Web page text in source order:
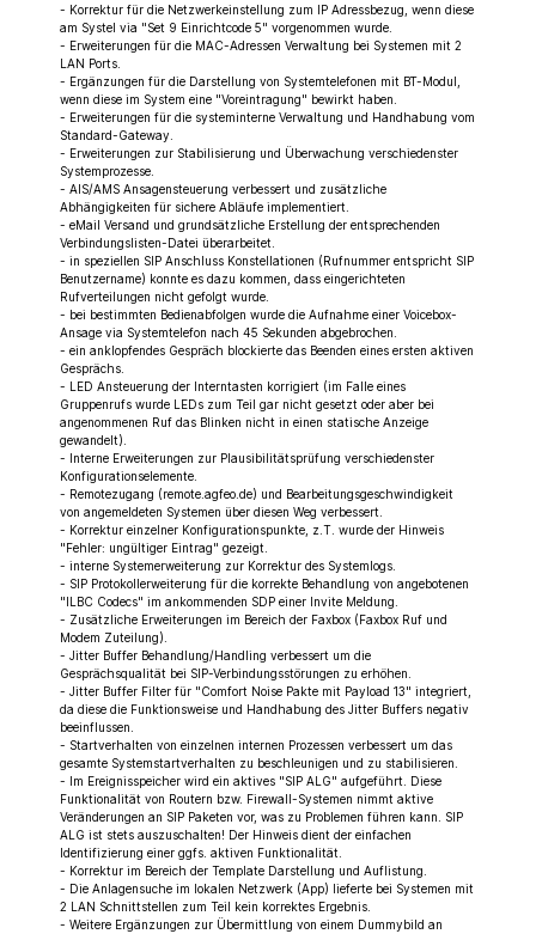
- Korrektur für die Netzwerkeinstellung zum IP Adressbezug, wenn diese
am Systel via "Set 9 Einrichtcode 5" vorgenommen wurde.
- Erweiterungen für die MAC-Adressen Verwaltung bei Systemen mit 2
LAN Ports.
- Ergänzungen für die Darstellung von Systemtelefonen mit BT-Modul,
wenn diese im System eine "Voreintragung" bewirkt haben.
- Erweiterungen für die systeminterne Verwaltung und Handhabung vom
Standard-Gateway.
- Erweiterungen zur Stabilisierung und Überwachung verschiedenster
Systemprozesse.
- AIS/AMS Ansagensteuerung verbessert und zusätzliche
Abhängigkeiten für sichere Abläufe implementiert.
- eMail Versand und grundsätzliche Erstellung der entsprechenden
Verbindungslisten-Datei überarbeitet.
- in speziellen SIP Anschluss Konstellationen (Rufnummer entspricht SIP
Benutzername) konnte es dazu kommen, dass eingerichteten
Rufverteilungen nicht gefolgt wurde.
- bei bestimmten Bedienabfolgen wurde die Aufnahme einer Voicebox-
Ansage via Systemtelefon nach 45 Sekunden abgebrochen.
- ein anklopfendes Gespräch blockierte das Beenden eines ersten aktiven
Gesprächs.
- LED Ansteuerung der Interntasten korrigiert (im Falle eines
Gruppenrufs wurde LEDs zum Teil gar nicht gesetzt oder aber bei
angenommenen Ruf das Blinken nicht in einen statische Anzeige
gewandelt).
- Interne Erweiterungen zur Plausibilitätsprüfung verschiedenster
Konfigurationselemente.
- Remotezugang (remote.agfeo.de) und Bearbeitungsgeschwindigkeit
von angemeldeten Systemen über diesen Weg verbessert.
- Korrektur einzelner Konfigurationspunkte, z.T. wurde der Hinweis
"Fehler: ungültiger Eintrag" gezeigt.
- interne Systemerweiterung zur Korrektur des Systemlogs.
- SIP Protokollerweiterung für die korrekte Behandlung von angebotenen
"ILBC Codecs" im ankommenden SDP einer Invite Meldung.
- Zusätzliche Erweiterungen im Bereich der Faxbox (Faxbox Ruf und
Modem Zuteilung).
- Jitter Buffer Behandlung/Handling verbessert um die
Gesprächsqualität bei SIP-Verbindungsstörungen zu erhöhen.
- Jitter Buffer Filter für "Comfort Noise Pakte mit Payload 13" integriert,
da diese die Funktionsweise und Handhabung des Jitter Buffers negativ
beeinflussen.
- Startverhalten von einzelnen internen Prozessen verbessert um das
gesamte Systemstartverhalten zu beschleunigen und zu stabilisieren.
- Im Ereignisspeicher wird ein aktives "SIP ALG" aufgeführt. Diese
Funktionalität von Routern bzw. Firewall-Systemen nimmt aktive
Veränderungen an SIP Paketen vor, was zu Problemen führen kann. SIP
ALG ist stets auszuschalten! Der Hinweis dient der einfachen
Identifizierung einer ggfs. aktiven Funktionalität.
- Korrektur im Bereich der Template Darstellung und Auflistung.
- Die Anlagensuche im lokalen Netzwerk (App) lieferte bei Systemen mit
2 LAN Schnittstellen zum Teil kein korrektes Ergebnis.
- Weitere Ergänzungen zur Übermittlung von einem Dummybild an